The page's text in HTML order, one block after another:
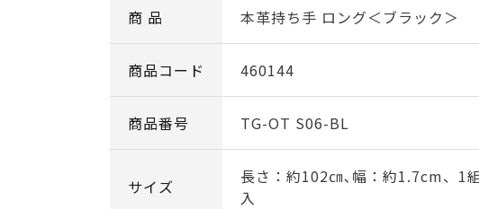
商 品 本革持ち手 ロング＜ブラック＞
商品コード 460144
商品番号 TG-OT S06-BL
サイズ
長さ：約102㎝､幅：約1.7cm、1
入